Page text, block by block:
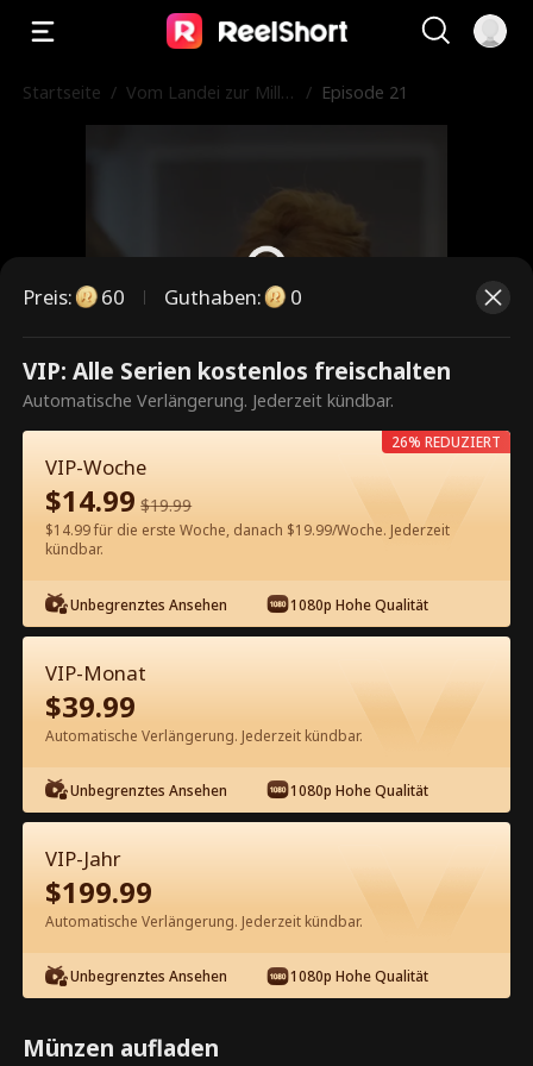
Startseite / Vom Landei zur Millia
/ Episode 21
Dies ist eine kostenpflichtige
Episode. Bitte entsperren, um
60 Jetzt entsperren
Kostenlos in der App ansehen
Episode 21 - Vom Landei zur
Milliardärsbraut Kompletter Film
0-49 50-72
21 22 23 24 25
Preis: 60 Guthaben: 0
VIP: Alle Serien kostenlos freischalten
Automatische Verlängerung. Jederzeit kündbar.
VIP-Woche
$14.99 $19.99
$14.99 für die erste Woche, danach $19.99/Woche. Jederzeit
kündbar.
Unbegrenztes Ansehen 1080p Hohe Qualität
26% REDUZIERT
VIP-Monat
$39.99
Automatische Verlängerung. Jederzeit kündbar.
Unbegrenztes Ansehen 1080p Hohe Qualität
VIP-Jahr
$199.99
Automatische Verlängerung. Jederzeit kündbar.
Unbegrenztes Ansehen 1080p Hohe Qualität
Münzen aufladen